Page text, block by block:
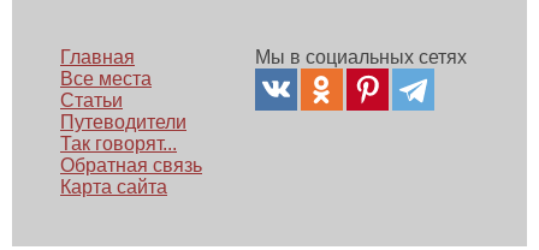
Главная
Все места
Статьи
Путеводители
Так говорят...
Обратная связь
Карта сайта
Мы в социальных сетях